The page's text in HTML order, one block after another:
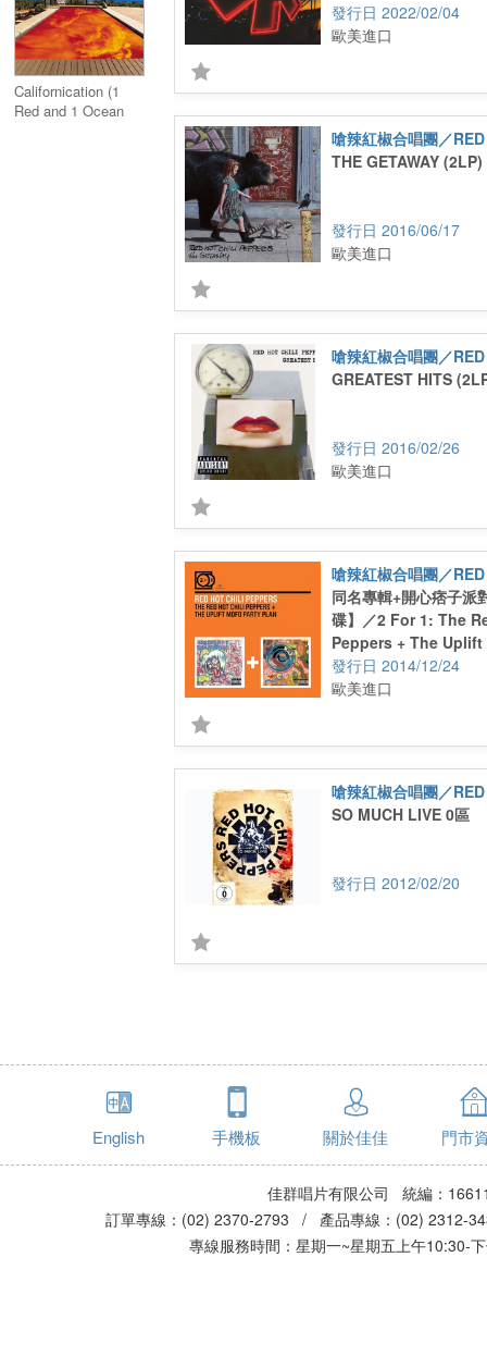
Californication (1
Red and 1 Ocean
2022/02/04
歐美進口
THE GETAWAY (2LP)
2016/06/17
歐美進口
GREATEST HITS
2016/02/26
歐美進口
同名專輯+開心痞子派
碟】／2 For 1: The
Peppers + The
Plan
2014/12/24
歐美進口
SO MUCH LIVE 0區
2012/02/20
English 手機板 關於佳佳 門市
佳群唱片有限公司 統編：
訂單專線：(02) 2370-2793 / 產品專線：(02)
專線服務時間：星期一~星期五上午10:30-